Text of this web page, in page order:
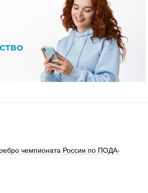
чемпионата России по ПОДА-